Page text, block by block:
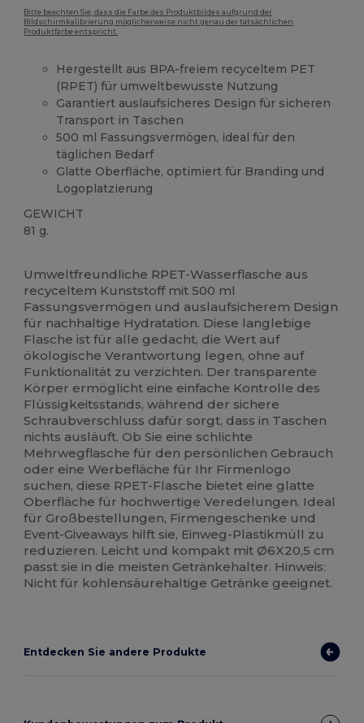
Bitte beachten Sie, dass die Farbe des Produktbildes aufgrund der
Bildschirmkalibrierung möglicherweise nicht genau der tatsächlichen
Produktfarbe entspricht.
Hergestellt aus BPA-freiem recyceltem PET
(RPET) für umweltbewusste Nutzung
Garantiert auslaufsicheres Design für sicheren
Transport in Taschen
500 ml Fassungsvermögen, ideal für den
täglichen Bedarf
Glatte Oberfläche, optimiert für Branding und
Logoplatzierung
GEWICHT
81 g.
Umweltfreundliche RPET-Wasserflasche aus
recyceltem Kunststoff mit 500 ml
Fassungsvermögen und auslaufsicherem Design
für nachhaltige Hydratation. Diese langlebige
Flasche ist für alle gedacht, die Wert auf
ökologische Verantwortung legen, ohne auf
Funktionalität zu verzichten. Der transparente
Körper ermöglicht eine einfache Kontrolle des
Flüssigkeitsstands, während der sichere
Schraubverschluss dafür sorgt, dass in Taschen
nichts ausläuft. Ob Sie eine schlichte
Mehrwegflasche für den persönlichen Gebrauch
oder eine Werbefläche für Ihr Firmenlogo
suchen, diese RPET-Flasche bietet eine glatte
Oberfläche für hochwertige Veredelungen. Ideal
für Großbestellungen, Firmengeschenke und
Event-Giveaways hilft sie, Einweg-Plastikmüll zu
reduzieren. Leicht und kompakt mit Ø6X20,5 cm
passt sie in die meisten Getränkehalter. Hinweis:
Nicht für kohlensäurehaltige Getränke geeignet.
Entdecken Sie andere Produkte